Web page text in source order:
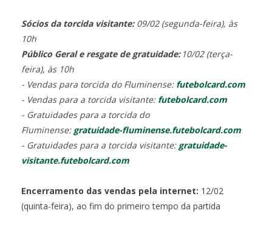
Sócios da torcida visitante:09/02 (segunda-feira), às
10h
Público Geral e resgate de gratuidade:10/02 (terça-
feira), às 10h
- Vendas para torcida do Fluminense: futebolcard.com
- Vendas para a torcida visitante: futebolcard.com
- Gratuidades para a torcida do
Fluminense: gratuidade-fluminense.futebolcard.com
- Gratuidades para a torcida visitante: gratuidade-
visitante.futebolcard.com
Encerramento das vendas pela internet: 12/02
(quinta-feira), ao fim do primeiro tempo da partida